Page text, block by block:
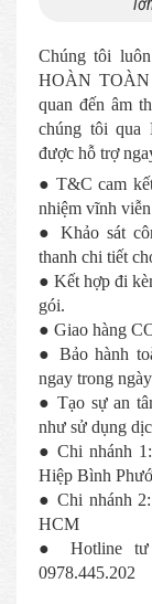
Chúng tôi
HOÀN TOÀN
quan đến âm
chúng tôi qua
được hỗ trợ
● T&C cam
nhiệm vĩnh
● Khảo sát
thanh chi tiết
● Kết hợp đi
gói.
● Giao hàng
● Bảo hành
ngay trong
● Tạo sự an
như sử dụng
● Chi nhánh
Hiệp Bình
● Chi nhánh
HCM
● Hotline tư
0978.445.202